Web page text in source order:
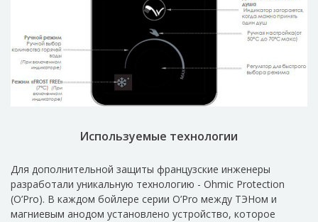
Используемые технологии
Для дополнительной защиты французские инженеры
разработали уникальную технологию - Ohmic Protection
(O’Pro). В каждом бойлере серии O’Pro между ТЭНом и
магниевым анодом установлено устройство, которое